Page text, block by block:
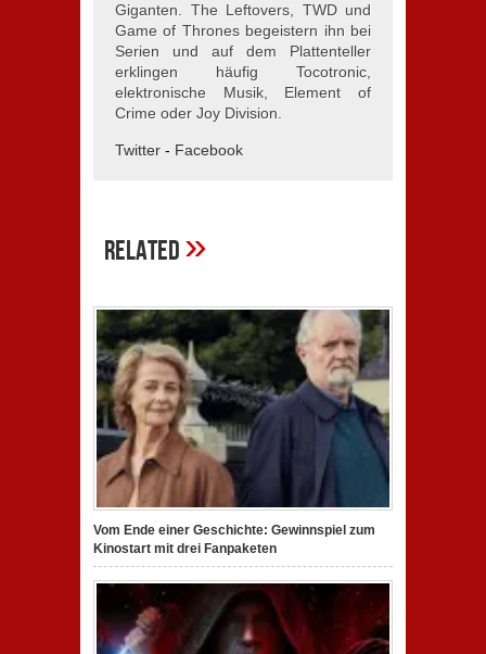
Giganten. The Leftovers, TWD und
Game of Thrones begeistern ihn bei
Serien und auf dem Plattenteller
erklingen häufig Tocotronic,
elektronische Musik, Element of
Crime oder Joy Division.
Twitter - Facebook
Related»
Vom Ende einer Geschichte: Gewinnspiel zum
Kinostart mit drei Fanpaketen